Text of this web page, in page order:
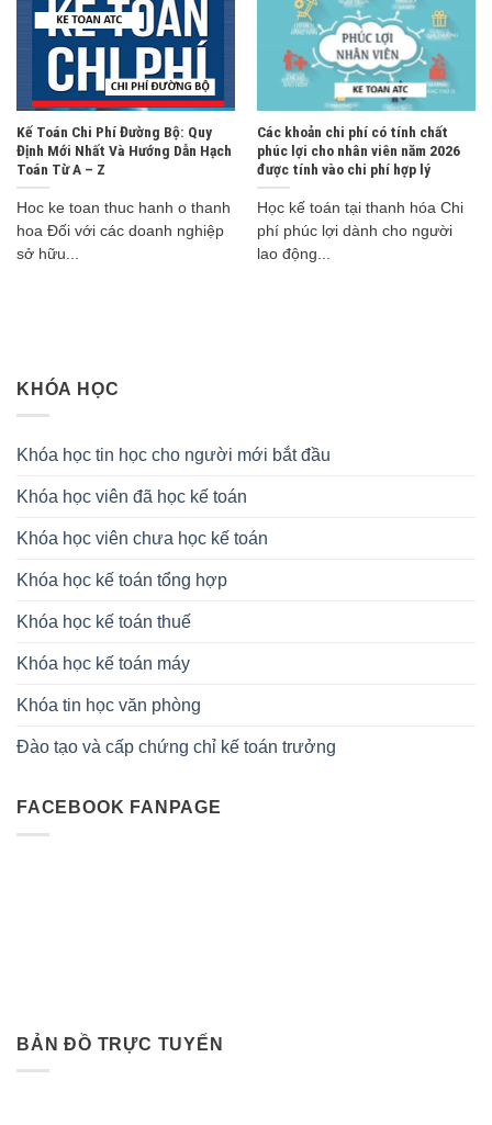
Kế Toán Chi Phí Đường Bộ: Quy
Định Mới Nhất Và Hướng Dẫn Hạch
Toán Từ A – Z
Hoc ke toan thuc hanh o thanh
hoa Đối với các doanh nghiệp
sở hữu...
Các khoản chi phí có tính chất
phúc lợi cho nhân viên năm 2026
được tính vào chi phí hợp lý
Học kế toán tại thanh hóa Chi
phí phúc lợi dành cho người
lao động...
KHÓA HỌC
Khóa học tin học cho người mới bắt đầu
Khóa học viên đã học kế toán
Khóa học viên chưa học kế toán
Khóa học kế toán tổng hợp
Khóa học kế toán thuế
Khóa học kế toán máy
Khóa tin học văn phòng
Đào tạo và cấp chứng chỉ kế toán trưởng
FACEBOOK FANPAGE
BẢN ĐỒ TRỰC TUYẾN